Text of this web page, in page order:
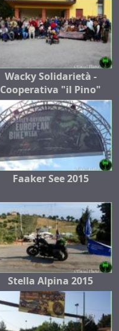
Wacky Solidarietà -
Cooperativa "il Pino"
Faaker See 2015
Stella Alpina 2015